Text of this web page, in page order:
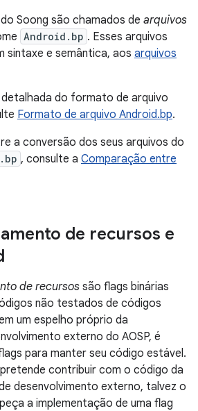
Soong são chamados de arquivos
Android.bp . Esses arquivos
sintaxe e semântica, aos arquivos
do formato de arquivo
Formato de arquivo Android.bp.
a conversão dos seus arquivos do
, consulte a Comparação entre
de recursos e
de recursos são flags binárias
não testados de códigos
um espelho próprio da
externo do AOSP, é
para manter seu código estável.
contribuir com o código da
desenvolvimento externo, talvez o
a implementação de uma flag